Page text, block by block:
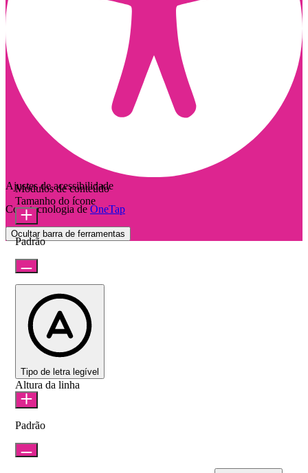
Ajustes de acessibilidade
Com tecnologia de OneTap
Ocultar barra de ferramentas
Módulos de conteúdo
Tamanho do ícone
Padrão
Tipo de letra legível
Altura da linha
Padrão